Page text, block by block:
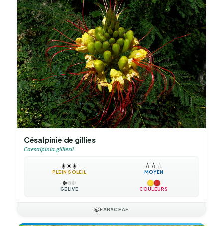
Césalpinie de gillies
Caesalpinia gilliesii
☀️☀️☀️
PLEIN SOLEIL
💧 💧 💧
MOYEN
❄️❄️❄️
GÉLIVE COULEURS
🍃FABACEAE